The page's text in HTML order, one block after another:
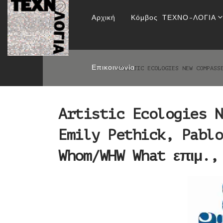
Αρχική Κόμβος ΤΕΧΝΟ-ΛΟΓΙΑ
Επικοινωνία
Artistic Ecologies
ARTISTIC ECOLOGIES NEW
Artistic Ecologies
Emily Pethick,
Whom/WHW What